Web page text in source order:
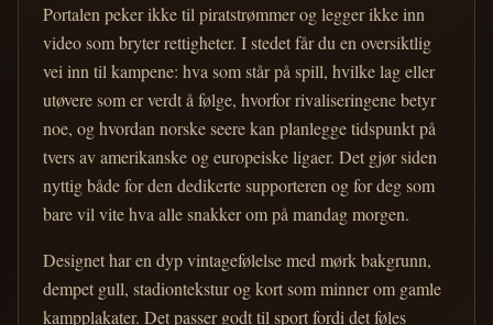
Portalen peker ikke til piratstrømmer og legger ikke inn
video som bryter rettigheter. I stedet får du en oversiktlig
vei inn til kampene: hva som står på spill, hvilke lag eller
utøvere som er verdt å følge, hvorfor rivaliseringene betyr
noe, og hvordan norske seere kan planlegge tidspunkt på
tvers av amerikanske og europeiske ligaer. Det gjør siden
nyttig både for den dedikerte supporteren og for deg som
bare vil vite hva alle snakker om på mandag morgen.
Designet har en dyp vintagefølelse med mørk bakgrunn,
dempet gull, stadiontekstur og kort som minner om gamle
kampplakater. Det passer godt til sport fordi det føles